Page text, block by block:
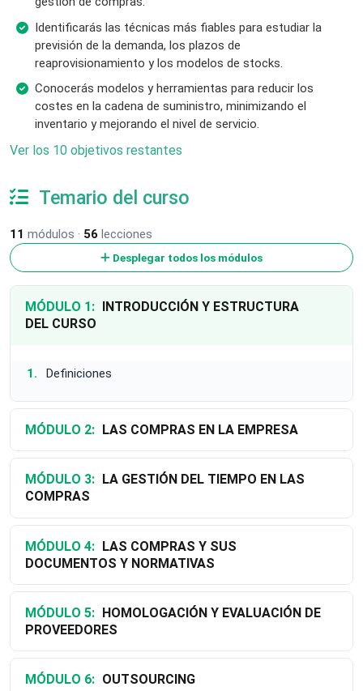
Identificarás las técnicas más fiables para estudiar la
previsión de la demanda, los plazos de
reaprovisionamiento y los modelos de stocks.
Conocerás modelos y herramientas para reducir los
costes en la cadena de suministro, minimizando el
inventario y mejorando el nivel de servicio.
Ver los 10 objetivos restantes
Temario del curso
11 módulos · 56 lecciones
Desplegar todos los módulos
MÓDULO 1:
DEL CURSO
Definiciones
MÓDULO 2: LAS COMPRAS EN LA EMPRESA
MÓDULO 3:
COMPRAS
MÓDULO 4:
DOCUMENTOS Y NORMATIVAS
MÓDULO 5:
PROVEEDORES
MÓDULO 6: OUTSOURCING